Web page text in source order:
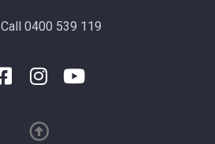
Call 0400 539 119